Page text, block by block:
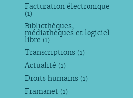
Facturation électronique
(1)
Bibliothèques,
médiathèques et logiciel
libre (1)
Transcriptions (1)
Actualité (1)
Droits humains (1)
Framanet (1)